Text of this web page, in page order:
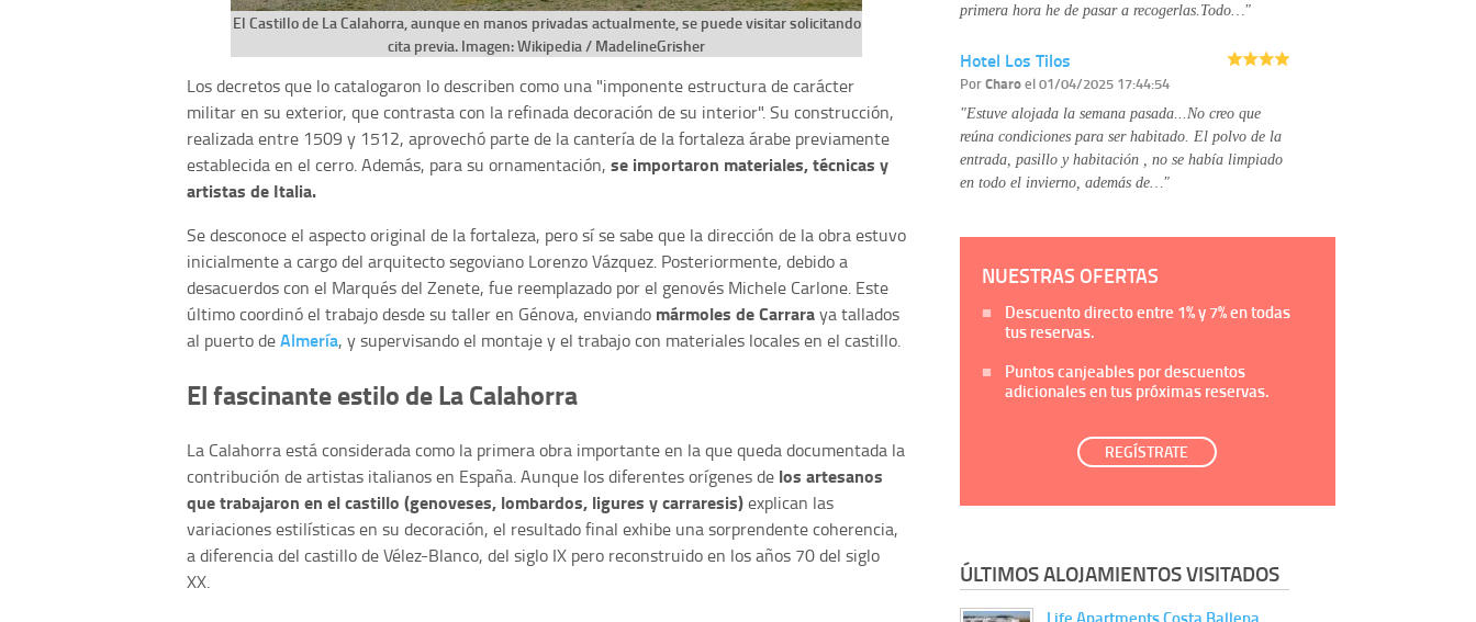
El Castillo de La Calahorra, aunque en manos privadas actualmente, se puede visitar solicitando
cita previa. Imagen: Wikipedia / MadelineGrisher
Los decretos que lo catalogaron lo describen como una "imponente estructura de carácter
militar en su exterior, que contrasta con la refinada decoración de su interior". Su construcción,
realizada entre 1509 y 1512, aprovechó parte de la cantería de la fortaleza árabe previamente
establecida en el cerro. Además, para su ornamentación, se importaron materiales, técnicas y
artistas de Italia.
Se desconoce el aspecto original de la fortaleza, pero sí se sabe que la dirección de la obra estuvo
inicialmente a cargo del arquitecto segoviano Lorenzo Vázquez. Posteriormente, debido a
desacuerdos con el Marqués del Zenete, fue reemplazado por el genovés Michele Carlone. Este
último coordinó el trabajo desde su taller en Génova, enviando mármoles de Carraraya tallados
al puerto deAlmería, y supervisando el montaje y el trabajo con materiales locales en el castillo.
El fascinante estilo de La Calahorra
La Calahorra está considerada como la primera obra importante en la que queda documentada la
contribución de artistas italianos en España. Aunque los diferentes orígenes de los artesanos
que trabajaron en el castillo (genoveses, lombardos, ligures y carraresis)explican las
variaciones estilísticas en su decoración, el resultado final exhibe una sorprendente coherencia,
a diferencia del castillo de Vélez-Blanco, del siglo IX pero reconstruido en los años 70 del siglo
XX.
primera hora he de pasar a recogerlas.Todo…"
Hotel Los Tilos
PorCharoel 01/04/2025 17:44:54
"Estuve alojada la semana pasada...No creo que
reúna condiciones para ser habitado. El polvo de la
entrada, pasillo y habitación , no se había limpiado
en todo el invierno, además de…"
NUESTRAS OFERTAS
Descuento directo entre 1%y7%en todas
tus reservas.
Puntos canjeables por descuentos
adicionales en tus próximas reservas.
REGÍSTRATE
ÚLTIMOS ALOJAMIENTOS VISITADOS